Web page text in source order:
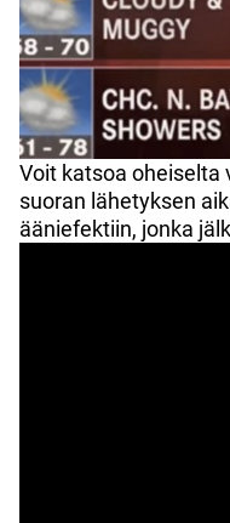
Voit katsoa oheiselta
suoran lähetyksen
ääniefektiin, jonka